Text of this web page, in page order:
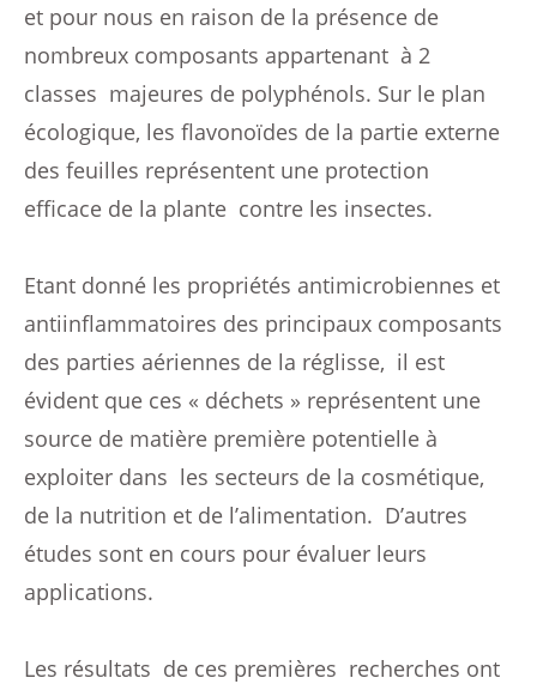
et pour nous en raison de la présence de
nombreux composants appartenant à 2
classes majeures de polyphénols. Sur le plan
écologique, les flavonoïdes de la partie externe
des feuilles représentent une protection
efficace de la plante contre les insectes.
Etant donné les propriétés antimicrobiennes et
antiinflammatoires des principaux composants
des parties aériennes de la réglisse, il est
évident que ces « déchets » représentent une
source de matière première potentielle à
exploiter dans les secteurs de la cosmétique,
de la nutrition et de l’alimentation. D’autres
études sont en cours pour évaluer leurs
applications.
Les résultats de ces premières recherches ont